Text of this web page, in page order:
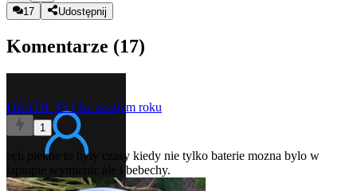
17
Udostępnij
Komentarze (17)
DEATH_INTJw zeszłym roku
1
ech piekne to byly czasy kiedy nie tylko baterie mozna bylo w
laptopie wymienic ale i bebechy.